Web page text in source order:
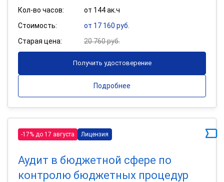
Кол-во часов:
от 144 ак.ч
Стоимость:
от 17 160 руб.
Старая цена:
20 760 руб.
Получить удостоверение
Подробнее
-17% до 17 августа Лицензия
Аудит в бюджетной сфере по
контролю бюджетных процедур